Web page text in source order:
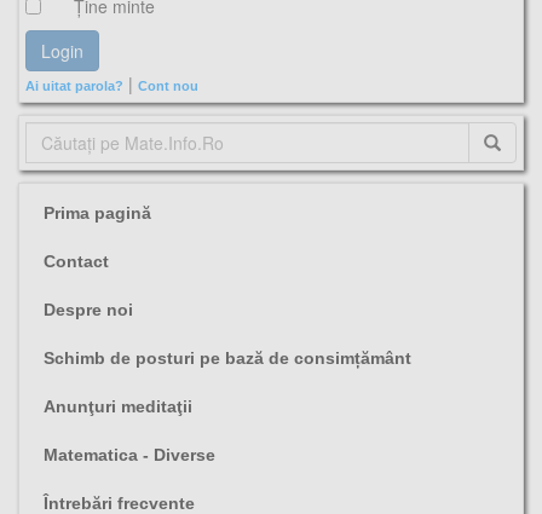
Ţine minte
Ai uitat parola? | Cont nou
Prima pagină
Contact
Despre noi
Schimb de posturi pe bază de consimțământ
Anunţuri meditaţii
Matematica - Diverse
Întrebări frecvente